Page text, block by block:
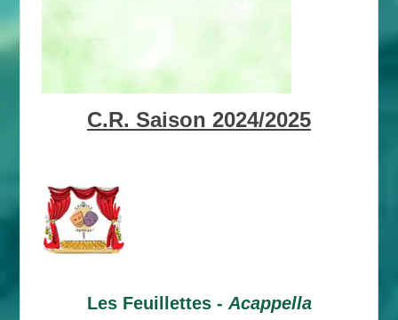
C.R. Saison 2024/2025
Les Feuillettes - Acappella